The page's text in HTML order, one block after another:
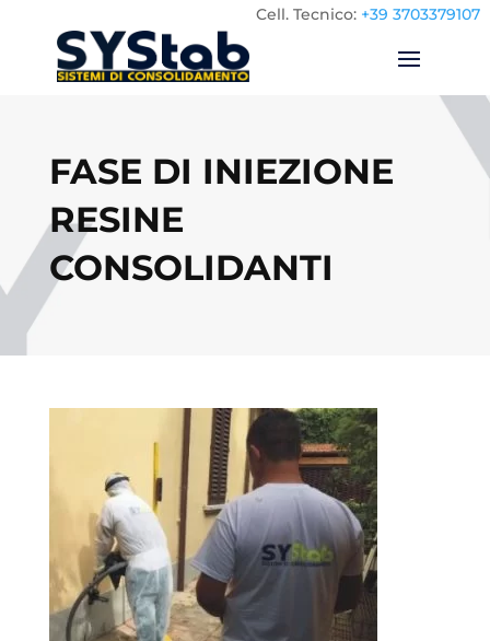
Cell. Tecnico: +39 3703379107
FASE DI INIEZIONE
RESINE
CONSOLIDANTI